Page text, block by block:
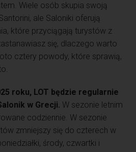
Wiele osób skupia swoją
ale Saloniki oferują
które przyciągają turystów z
się, dlaczego warto
cztery powody, które sprawią,
roku, LOT będzie regularnie
w Grecji. W sezonie letnim
codziennie. W sezonie
zmniejszy się do czterech w
środy, czwartki i